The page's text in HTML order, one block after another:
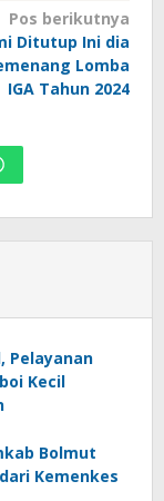
Pos berikutnya
Ditutup Ini dia
Lomba
IGA Tahun 2024
Pelayanan
Kecil
Bolmut
Kemenkes